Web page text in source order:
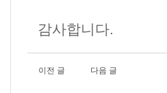
감사합니다.
이전 글 다음 글